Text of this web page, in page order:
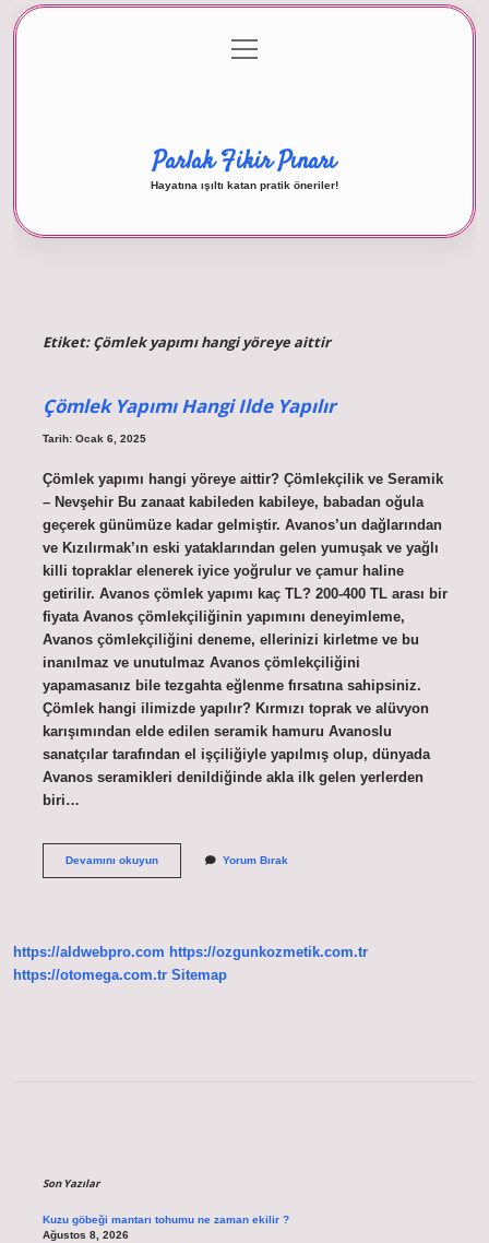
Gizlilik Politikası
menüyü
aç
Parlak Fikir Pınarı
Hayatına ışıltı katan pratik öneriler!
Etiket:Çömlek yapımı hangi yöreye aittir
Çömlek Yapımı Hangi Ilde Yapılır
Tarih: Ocak 6, 2025
Çömlek yapımı hangi yöreye aittir? Çömlekçilik ve Seramik
– Nevşehir Bu zanaat kabileden kabileye, babadan oğula
geçerek günümüze kadar gelmiştir. Avanos’un dağlarından
ve Kızılırmak’ın eski yataklarından gelen yumuşak ve yağlı
killi topraklar elenerek iyice yoğrulur ve çamur haline
getirilir. Avanos çömlek yapımı kaç TL? 200-400 TL arası bir
fiyata Avanos çömlekçiliğinin yapımını deneyimleme,
Avanos çömlekçiliğini deneme, ellerinizi kirletme ve bu
inanılmaz ve unutulmaz Avanos çömlekçiliğini
yapamasanız bile tezgahta eğlenme fırsatına sahipsiniz.
Çömlek hangi ilimizde yapılır? Kırmızı toprak ve alüvyon
karışımından elde edilen seramik hamuru Avanoslu
sanatçılar tarafından el işçiliğiyle yapılmış olup, dünyada
Avanos seramikleri denildiğinde akla ilk gelen yerlerden
biri…
Devamını okuyunÇömlek
Yorum Bırak
https://aldwebpro.com https://ozgunkozmetik.com.tr
https://otomega.com.tr Sitemap
Son Yazılar
Kuzu göbeği mantarı tohumu ne zaman ekilir ?
Ağustos 8, 2026